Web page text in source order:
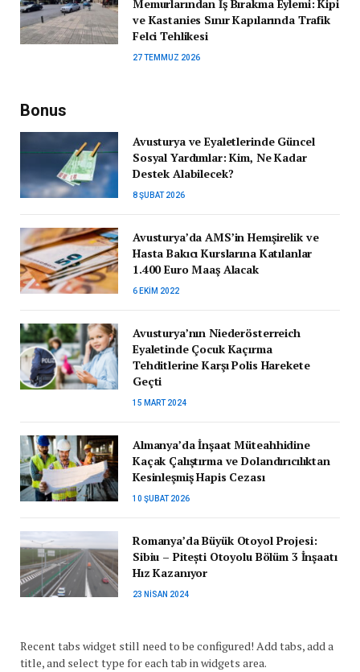
Memurlarından İş Bırakma Eylemi: Kipi
ve Kastanies Sınır Kapılarında Trafik
Felci Tehlikesi
27 TEMMUZ 2026
Bonus
Avusturya ve Eyaletlerinde Güncel
Sosyal Yardımlar: Kim, Ne Kadar
Destek Alabilecek?
8 ŞUBAT 2026
Avusturya’da AMS’in Hemşirelik ve
Hasta Bakıcı Kurslarına Katılanlar
1.400 Euro Maaş Alacak
6 EKIM 2022
Avusturya’nın Niederösterreich
Eyaletinde Çocuk Kaçırma
Tehditlerine Karşı Polis Harekete
Geçti
15 MART 2024
Almanya’da İnşaat Müteahhidine
Kaçak Çalıştırma ve Dolandırıcılıktan
Kesinleşmiş Hapis Cezası
10 ŞUBAT 2026
Romanya’da Büyük Otoyol Projesi:
Sibiu – Pitești Otoyolu Bölüm 3 İnşaatı
Hız Kazanıyor
23 NISAN 2024
Recent tabs widget still need to be configured! Add tabs, add a
title, and select type for each tab in widgets area.